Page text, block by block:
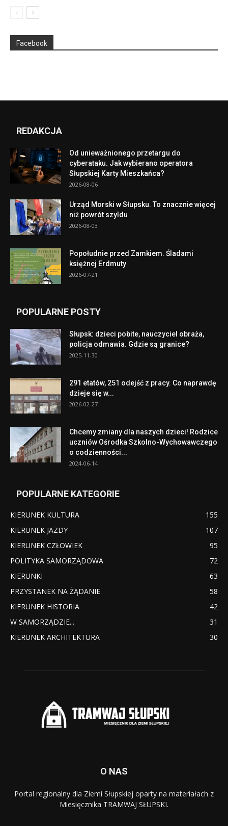
Facebook
REDAKCJA
Od unieważnionego przetargu do
cyberataku. Jak wybierano operatora
Słupskiej Karty Mieszkańca?
2026-08-06
Urząd Morski w Słupsku. To znacznie więcej
niż powrót szyldu
2026-08-03
Popołudnie przed Zamkiem. Śladami
księżnej Erdmuty
2026-07-21
POPULARNE POSTY
Słupsk: dzieci pobite, nauczyciel obraża,
policja odmawia. Gdzie są granice?
2025-11-30
291 etatów, 251 odejść z pracy. Co naprawdę
dzieje się w...
2026-02-27
Chcemy zmiany dla naszych dzieci! Rodzice
uczniów Ośrodka Szkolno-Wychowawczego
o codzienności...
2024-06-14
POPULARNE KATEGORIE
KIERUNEK KULTURA
155
KIERUNEK JAZDY
107
KIERUNEK CZŁOWIEK
95
POLITYKA SAMORZĄDOWA
72
KIERUNKI
63
PRZYSTANEK NA ŻĄDANIE
58
KIERUNEK HISTORIA
42
W SAMORZĄDZIE...
31
KIERUNEK ARCHITEKTURA
30
O NAS
Portal regionalny dla Ziemi Słupskiej oparty na materiałach z
Miesięcznika TRAMWAJ SŁUPSKI.